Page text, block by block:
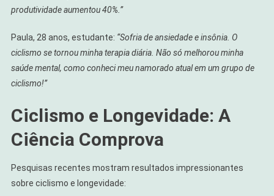
produtividade aumentou 40%.”
Paula, 28 anos, estudante: “Sofria de ansiedade e insônia. O
ciclismo se tornou minha terapia diária. Não só melhorou minha
saúde mental, como conheci meu namorado atual em um grupo de
ciclismo!”
Ciclismo e Longevidade: A
Ciência Comprova
Pesquisas recentes mostram resultados impressionantes
sobre ciclismo e longevidade: